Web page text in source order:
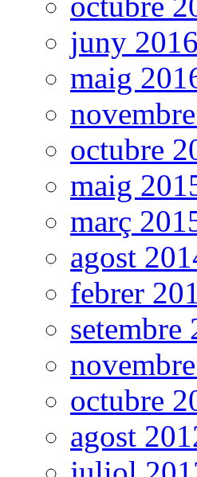
juny 2016
maig
octubre
maig
març
agost
febrer
setembre
octubre
agost